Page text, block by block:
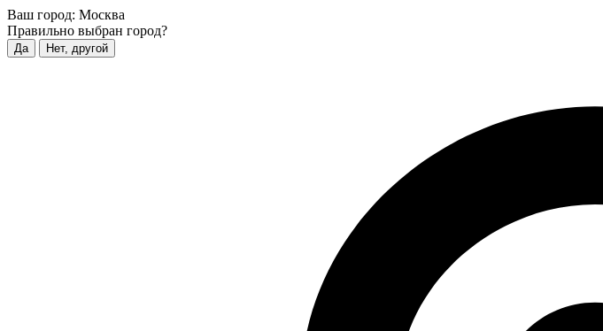
Ваш город: Москва
Правильно выбран город?
Да Нет, другой